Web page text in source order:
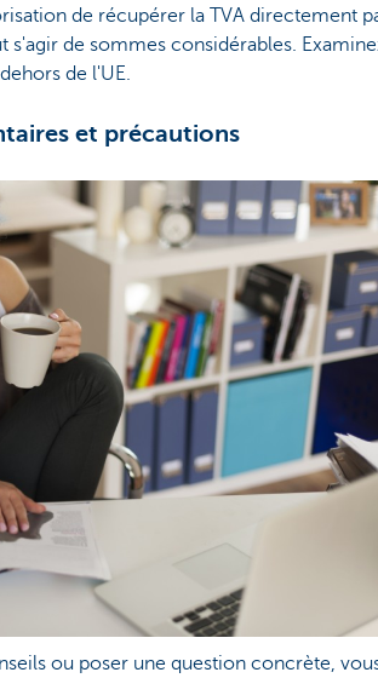
de récupérer la TVA directement
s'agir de sommes considérables.
de l'UE.
et précautions
ou poser une question concrète,